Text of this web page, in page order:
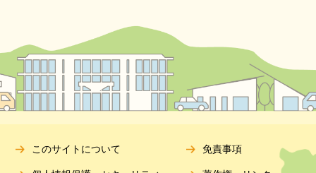
このサイトについて 免責事項